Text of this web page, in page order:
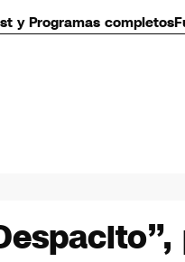
y Programas completos